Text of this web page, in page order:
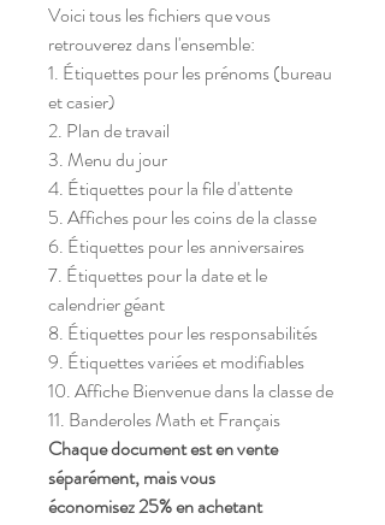
Voici tous les fichiers que vous
retrouverez dans l'ensemble:
1. Étiquettes pour les prénoms (bureau
et casier)
2. Plan de travail
3. Menu du jour
4. Étiquettes pour la file d'attente
5. Affiches pour les coins de la classe
6. Étiquettes pour les anniversaires
7. Étiquettes pour la date et le
calendrier géant
8. Étiquettes pour les responsabilités
9. Étiquettes variées et modifiables
10. Affiche Bienvenue dans la classe de
11. Banderoles Math et Français
Chaque document est en vente
séparément, mais vous
économisez 25% en achetant